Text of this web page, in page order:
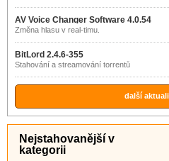
AV Voice Changer Software 4.0.54
Změna hlasu v real-timu.
BitLord 2.4.6-355
Stahování a streamování torrentů
další
Nejstahovanější v
kategorii